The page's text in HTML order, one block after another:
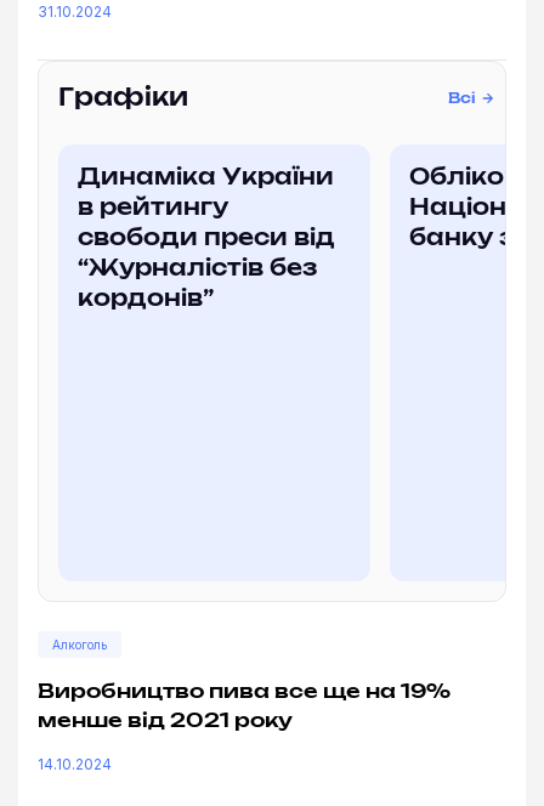
31.10.2024
Графіки Всі
Динаміка України
в рейтингу
свободи преси від
“Журналістів без
кордонів”
Облікова
банку за
Алкоголь
Виробництво пива все ще на 19%
менше від 2021 року
14.10.2024